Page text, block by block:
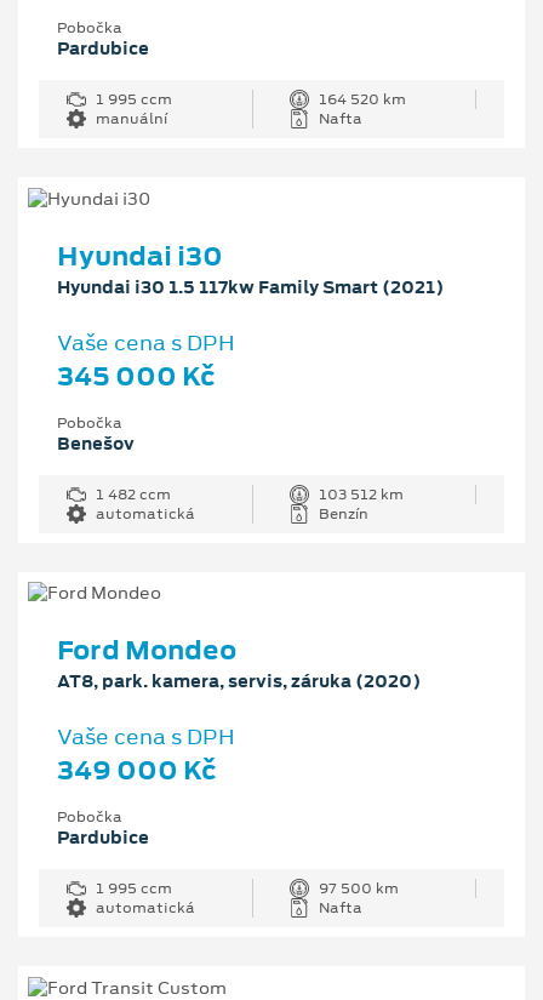
Pobočka
Pardubice
1 995 ccm
164 520 km
manuální
Nafta
Hyundai i30
Hyundai i30 1.5 117kw Family Smart (2021)
Vaše cena s DPH
345 000 Kč
Pobočka
Benešov
1 482 ccm
103 512 km
automatická
Benzín
Ford Mondeo
AT8, park. kamera, servis, záruka (2020)
Vaše cena s DPH
349 000 Kč
Pobočka
Pardubice
1 995 ccm
97 500 km
automatická
Nafta